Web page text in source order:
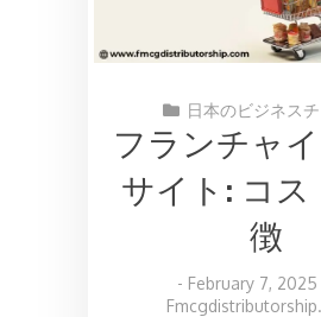
日本のビジネス
フランチャ
サイト: コス
徴
- February 7, 2025